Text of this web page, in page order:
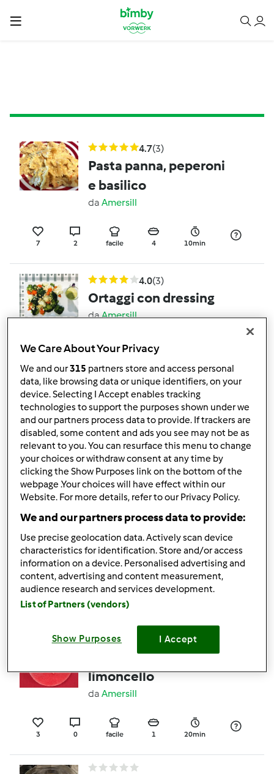
4.7(3)
Pasta panna, peperoni
e basilico
da Amersill
7 2 facile 4 10min
4.0(3)
Ortaggi con dressing
daAmersill
2
Timballo riso e crema di
zucchine
daAmersill
1 2 facile 2 35min
Zucchine tonde ripiene
di gamberetti
daAmersill
2 2 medio
Cheescake fragola e
limoncello
da Amersill
3 0 facile 1 20min
We Care About Your Privacy
We and our315 partners store and access personal
data, like browsing data or unique identifiers, on your
device. Selecting I Accept enables tracking
technologies to support the purposes shown under we
and our partners process data to provide. If trackers are
disabled, some content and ads you see may not be as
relevant to you. You can resurface this menu to change
your choices or withdraw consent at any time by
clicking the Show Purposes link on the bottom of the
webpage .Your choices will have effect within our
Website. For more details, refer to our Privacy Policy.
We and our partners process data to provide:
Use precise geolocation data. Actively scan device
characteristics for identification. Store and/or access
information on a device. Personalised advertising and
content, advertising and content measurement,
audience research and services development.
List of Partners (vendors)
Show Purposes I Accept